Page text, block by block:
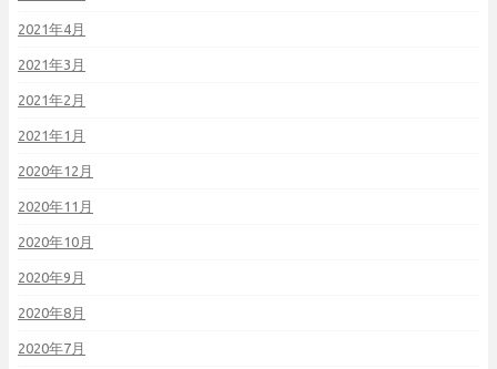
2021年4月
2021年3月
2021年2月
2021年1月
2020年12月
2020年11月
2020年10月
2020年9月
2020年8月
2020年7月